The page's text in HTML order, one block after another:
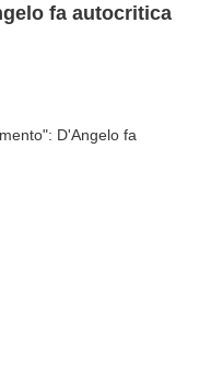
fa autocritica